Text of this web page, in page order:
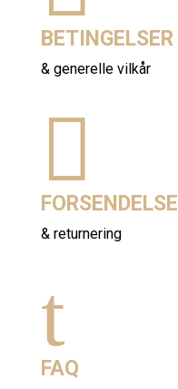
BETINGELSER
& generelle vilkår

FORSENDELSE
& returnering
t
FAQ